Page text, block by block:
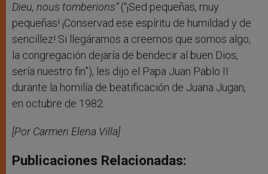
Dieu, nous tomberions”(“¡Sed pequeñas, muy
pequeñas! ¡Conservad ese espíritu de humildad y de
sencillez! Si llegáramos a creernos que somos algo,
la congregación dejaría de bendecir al buen Dios,
sería nuestro fin”), les dijo el Papa Juan Pablo II
durante la homilía de beatificación de Juana Jugan,
en octubre de 1982.
[Por Carmen Elena Villa]
Publicaciones Relacionadas: